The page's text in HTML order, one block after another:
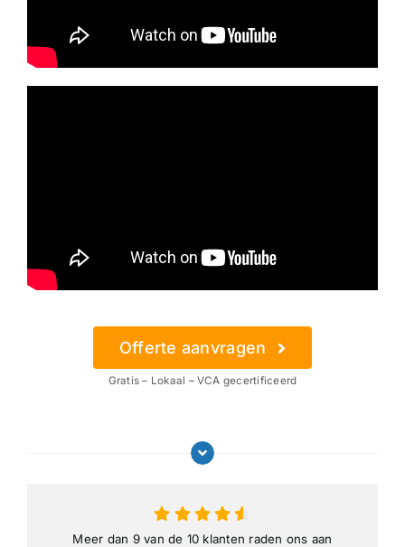
Offerte aanvragen
Gratis – Lokaal – VCA gecertificeerd
Meer dan 9 van de 10 klanten raden ons aan